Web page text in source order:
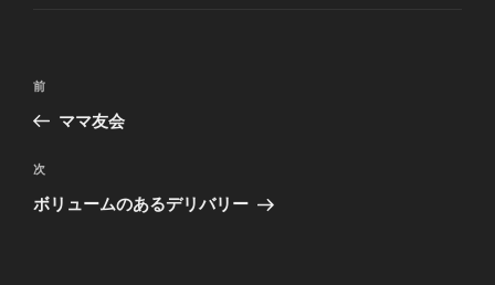
投
ビ
ゲ
前
の
稿
前
ママ友会
次
の
次
ボリュームのあるデリバリー